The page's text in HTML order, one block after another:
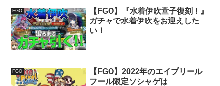
FGO
【FGO】『水着伊吹童子復刻！』
ガチャで水着伊吹をお迎えした
い！
FGO
【FGO】2022年のエイプリール
フール限定ソシャゲは